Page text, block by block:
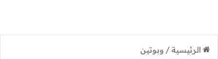
الرئيسية / وبوتين